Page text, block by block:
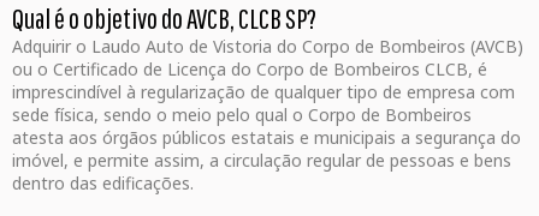
Qual é o objetivo do AVCB, CLCB SP?
Adquirir o Laudo Auto de Vistoria do Corpo de Bombeiros (AVCB)
ou o Certificado de Licença do Corpo de Bombeiros CLCB, é
imprescindível à regularização de qualquer tipo de empresa com
sede física, sendo o meio pelo qual o Corpo de Bombeiros
atesta aos órgãos públicos estatais e municipais a segurança do
imóvel, e permite assim, a circulação regular de pessoas e bens
dentro das edificações.